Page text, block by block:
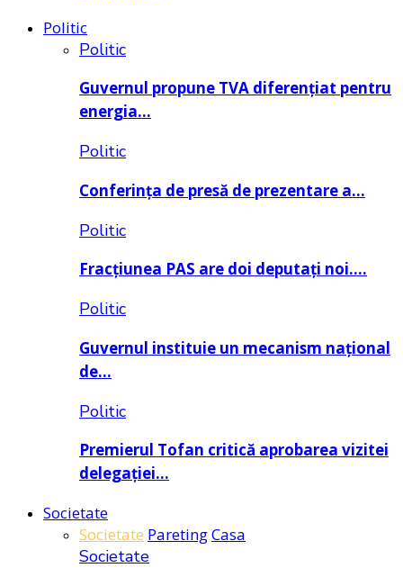
Politic
Politic
Guvernul propune TVA diferențiat pentru
energia…
Politic
Conferința de presă de prezentare a…
Politic
Fracțiunea PAS are doi deputați noi….
Politic
Guvernul instituie un mecanism național
de…
Politic
Premierul Tofan critică aprobarea vizitei
delegației…
Societate
Societate ParetingCasa
Societate